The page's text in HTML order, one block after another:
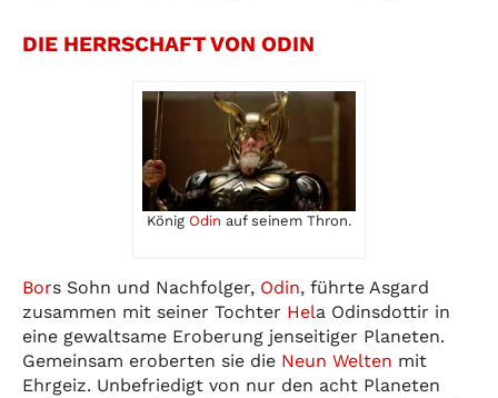
DIE HERRSCHAFT VON ODIN
König Odin auf seinem Thron.
Bors Sohn und Nachfolger, Odin, führte Asgard
zusammen mit seiner Tochter Hela Odinsdottir in
eine gewaltsame Eroberung jenseitiger Planeten.
Gemeinsam eroberten sie die Neun Welten mit
Ehrgeiz. Unbefriedigt von nur den acht Planeten